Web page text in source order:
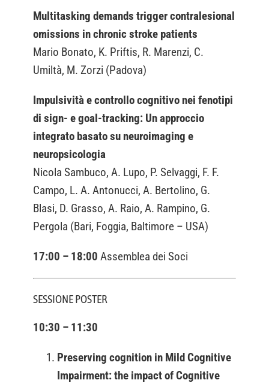
Multitasking demands trigger contralesional
omissions in chronic stroke patients
Mario Bonato, K. Priftis, R. Marenzi, C.
Umiltà, M. Zorzi (Padova)
Impulsività e controllo cognitivo nei fenotipi
di sign- e goal-tracking: Un approccio
integrato basato su neuroimaging e
neuropsicologia
Nicola Sambuco, A. Lupo, P. Selvaggi, F. F.
Campo, L. A. Antonucci, A. Bertolino, G.
Blasi, D. Grasso, A. Raio, A. Rampino, G.
Pergola (Bari, Foggia, Baltimore – USA)
17:00 – 18:00 Assemblea dei Soci
SESSIONE POSTER
10:30 – 11:30
Preserving cognition in Mild Cognitive
Impairment: the impact of Cognitive